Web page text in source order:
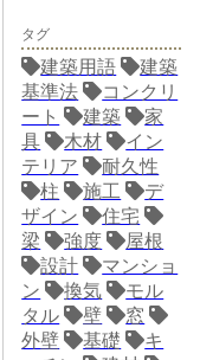
タグ
建築用語
建築
基準法
コンクリ
ート
建築
家
具
木材
イン
テリア
耐久性
柱
施工
デ
ザイン
住宅
梁
強度
屋根
設計
マンショ
ン
換気
モル
タル
壁
窓
外壁
基礎
キ